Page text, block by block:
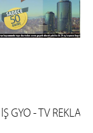
İŞ GYO - TV